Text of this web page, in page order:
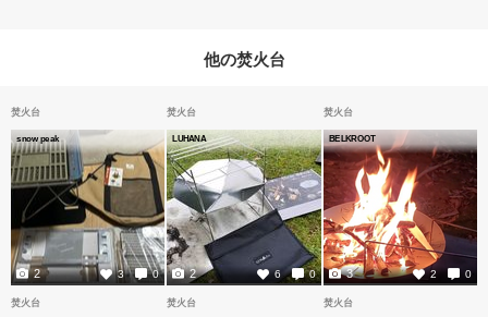
他の焚火台
焚火台
snow peak
3 0
2
焚火台
LUHANA
6 0
2
焚火台
BELKROOT
2 0
3
焚火台 焚火台 焚火台